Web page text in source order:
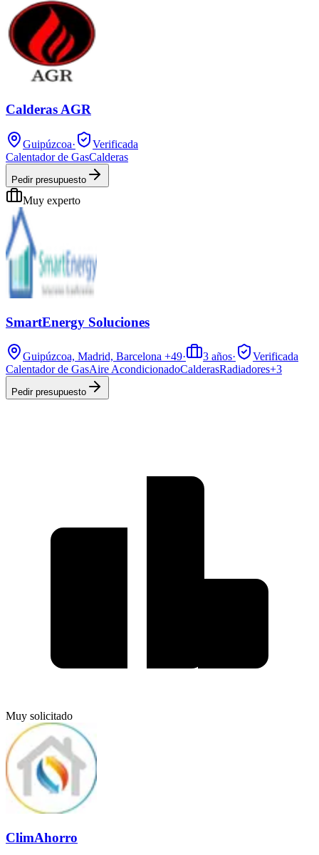
Calderas AGR
Guipúzcoa·
Verificada
Calentador de GasCalderas
Pedir presupuesto
Muy experto
SmartEnergy Soluciones
Guipúzcoa, Madrid, Barcelona +49· 3 años·
Verificada
Calentador de GasAire AcondicionadoCalderasRadiadores+3
Pedir presupuesto
Muy solicitado
ClimAhorro